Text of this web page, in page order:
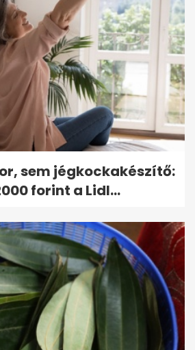
sem jégkockakészítő:
forint a Lidl...